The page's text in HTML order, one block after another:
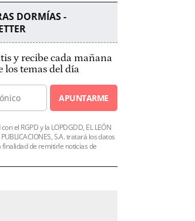
DORMÍAS -
y recibe cada mañana
los temas del día
APUNTARME
el RGPD y la LOPDGDD, EL LEÓN
PUBLICACIONES, S.A. tratará los datos
finalidad de remitirle noticias de